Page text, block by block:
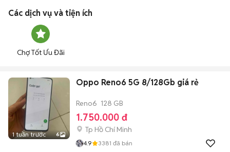
Các dịch vụ và tiện ích
Chợ Tốt Ưu Đãi
1 tuần trước 6
Oppo Reno6 5G 8/128Gb giá rẻ
Reno6 128 GB
1.750.000 đ
Tp Hồ Chí Minh
4.9 3381 đã bán